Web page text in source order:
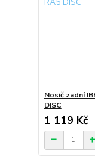
Nosič zadní
DISC
1 119 Kč